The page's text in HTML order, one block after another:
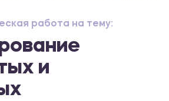
работа на тему:
и